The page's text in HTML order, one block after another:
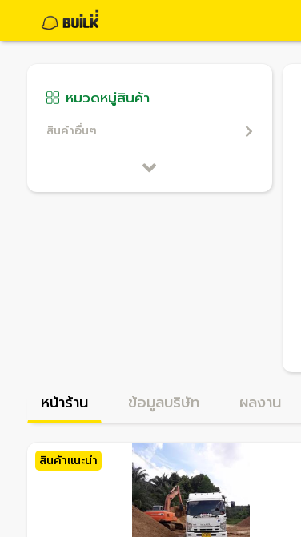
หมวดหมู่สินค้า
สินค้าอื่นๆ
หน้าร้าน ข้อมูลบริษัท ผลงาน
สินค้าแนะนำ